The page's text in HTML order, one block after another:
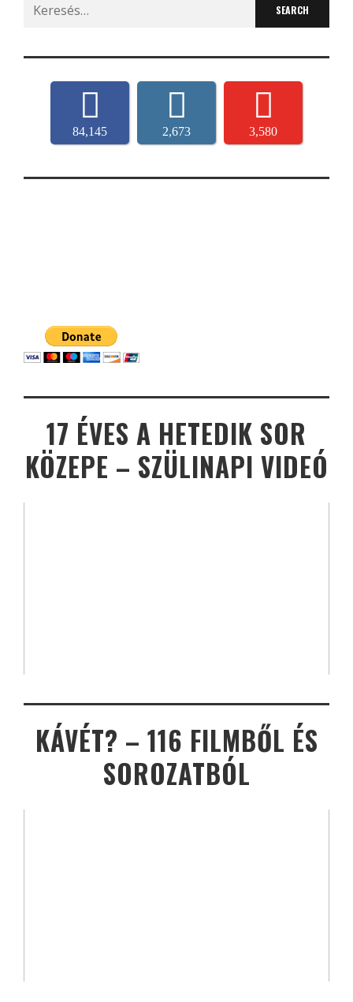
for:
84,145 2,673 3,580
17 ÉVES A HETEDIK SOR
KÖZEPE – SZÜLINAPI VIDEÓ
KÁVÉT? – 116 FILMBŐL ÉS
SOROZATBÓL